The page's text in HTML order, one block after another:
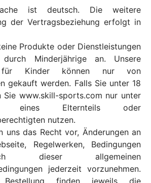
ist deutsch. Die weitere
der Vertragsbeziehung erfolgt in
Produkte oder Dienstleistungen
Minderjährige an. Unsere
für Kinder können nur von
gekauft werden. Falls Sie unter 18
Sie www.skill-sports.com nur unter
eines Elternteils oder
nutzen.
uns das Recht vor, Änderungen an
Regelwerken, Bedingungen
dieser allgemeinen
jederzeit vorzunehmen.
finden jeweils die